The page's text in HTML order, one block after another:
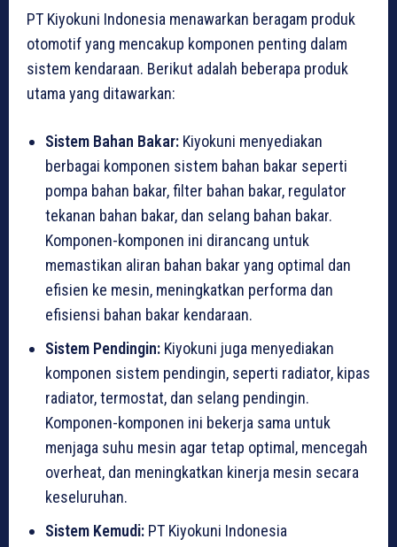
PT Kiyokuni Indonesia menawarkan beragam produk
otomotif yang mencakup komponen penting dalam
sistem kendaraan. Berikut adalah beberapa produk
utama yang ditawarkan:
Sistem Bahan Bakar: Kiyokuni menyediakan
berbagai komponen sistem bahan bakar seperti
pompa bahan bakar, filter bahan bakar, regulator
tekanan bahan bakar, dan selang bahan bakar.
Komponen-komponen ini dirancang untuk
memastikan aliran bahan bakar yang optimal dan
efisien ke mesin, meningkatkan performa dan
efisiensi bahan bakar kendaraan.
Sistem Pendingin: Kiyokuni juga menyediakan
komponen sistem pendingin, seperti radiator, kipas
radiator, termostat, dan selang pendingin.
Komponen-komponen ini bekerja sama untuk
menjaga suhu mesin agar tetap optimal, mencegah
overheat, dan meningkatkan kinerja mesin secara
keseluruhan.
Sistem Kemudi: PT Kiyokuni Indonesia